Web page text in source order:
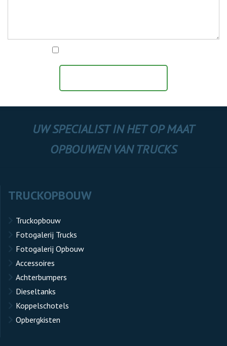
UW SPECIALIST IN HET OP MAAT
OPBOUWEN VAN TRUCKS
TRUCKOPBOUW
Truckopbouw
Fotogalerij Trucks
Fotogalerij Opbouw
Accessoires
Achterbumpers
Dieseltanks
Koppelschotels
Opbergkisten